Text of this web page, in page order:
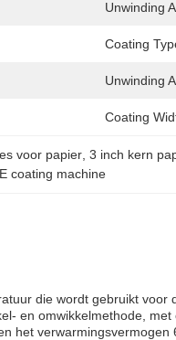
Unwinding
Coating
Unwinding
Coating
voor papier , 3 inch kern
coating machine
die wordt gebruikt
en omwikkelmethode,
het